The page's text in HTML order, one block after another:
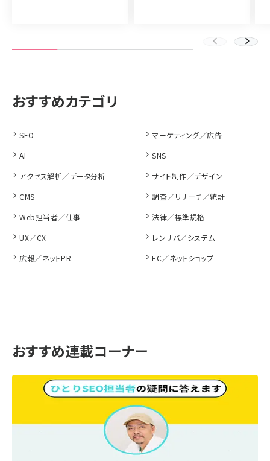
SEO
マーケティング／広告
AI
SNS
アクセス解析／データ分析
サイト制作／デザイン
CMS
調査／リサーチ／統計
Web担当者／仕事
法律／標準規格
UX／CX
レンサバ／システム
広報／ネットPR
EC／ネットショップ
おすすめ連載コーナー